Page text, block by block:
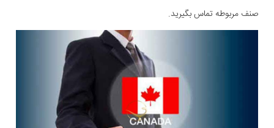
صنف مربوطه تماس بگیرید.